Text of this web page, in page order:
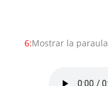
6:Mostrar la paraula